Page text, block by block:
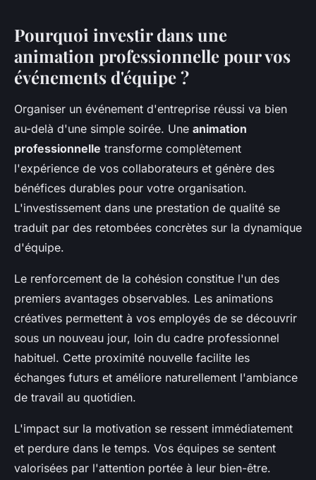
Pourquoi investir dans une
animation professionnelle pour vos
événements d'équipe ?
Organiser un événement d'entreprise réussi va bien
au-delà d'une simple soirée. Une animation
professionnelle transforme complètement
l'expérience de vos collaborateurs et génère des
bénéfices durables pour votre organisation.
L'investissement dans une prestation de qualité se
traduit par des retombées concrètes sur la dynamique
d'équipe.
Le renforcement de la cohésion constitue l'un des
premiers avantages observables. Les animations
créatives permettent à vos employés de se découvrir
sous un nouveau jour, loin du cadre professionnel
habituel. Cette proximité nouvelle facilite les
échanges futurs et améliore naturellement l'ambiance
de travail au quotidien.
L'impact sur la motivation se ressent immédiatement
et perdure dans le temps. Vos équipes se sentent
valorisées par l'attention portée à leur bien-être.